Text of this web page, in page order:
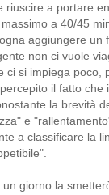
riuscire a portare
a 40/45
aggiungere un
non ci vuole
ci si impiega poco,
il fatto che
la brevità
e
a classificare la
giorno la